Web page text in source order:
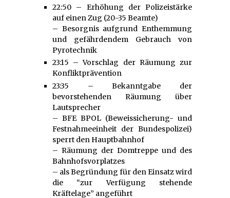
22:50 – Erhöhung der Polizeistärke
auf einen Zug (20-35 Beamte)
– Besorgnis aufgrund Enthemmung
und gefährdendem Gebrauch von
Pyrotechnik
23:15 – Vorschlag der Räumung zur
Konfliktprävention
23:35 – Bekanntgabe der
bevorstehenden Räumung über
Lautsprecher
– BFE BPOL (Beweissicherung- und
Festnahmeeinheit der Bundespolizei)
sperrt den Hauptbahnhof
– Räumung der Domtreppe und des
Bahnhofsvorplatzes
– als Begründung für den Einsatz wird
die “zur Verfügung stehende
Kräftelage” angeführt